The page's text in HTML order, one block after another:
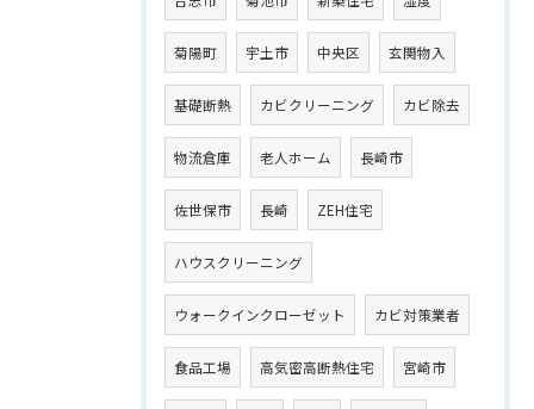
菊陽町 宇土市 中央区 玄関物入
基礎断熱 カビクリーニング カビ除去
物流倉庫 老人ホーム 長崎市
佐世保市 長崎 ZEH住宅
ハウスクリーニング
ウォークインクローゼット カビ対策業者
食品工場 高気密高断熱住宅 宮崎市